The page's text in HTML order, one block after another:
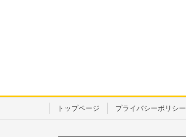
トップページ プライバシーポリシー